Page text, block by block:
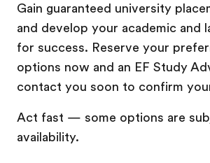
Nájsť kanceláriu vo vašej blízkosti
O nás
Kto sme
Kariéra v EF
Gain guaranteed university
and develop your academic and
for success. Reserve your
options now and an EF Study
contact you soon to confirm
Act fast — some options are
availability.